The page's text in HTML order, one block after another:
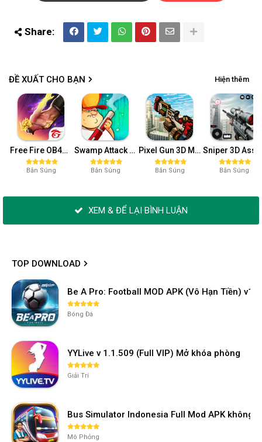
ĐỀ XUẤT CHO BẠN Hiện thêm
Free Fire OB44 MOD APK (Data Headshot, Định Vị Tường Lửa, Antiban)
Bắn Súng
Swamp Attack MOD APK v4.1.4.291 (vô hạn tiền)
Bắn Súng
Pixel Gun 3D MOD APK v24.3.8 (Vô Hạn Tiền, Kim Cương, Đạn, Máu)
Bắn Súng Bắn Súng
XEM & ĐỂ LẠI BÌNH LUẬN
TOP DOWNLOAD
Be A Pro: Football MOD APK (Vô Hạn Tiền)
Bóng Đá
YYLive v 1.1.509 (Full VIP) Mở khóa phòng
Giải Trí
Bus Simulator Indonesia Full Mod APK không
Mô Phỏng